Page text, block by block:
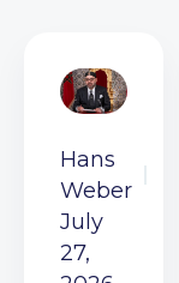
Hans
Weber
July
27,